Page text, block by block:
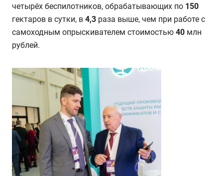
четырёх беспилотников, обрабатывающих по 150
гектаров в сутки, в 4,3 раза выше, чем при работе с
самоходным опрыскивателем стоимостью 40 млн
рублей.